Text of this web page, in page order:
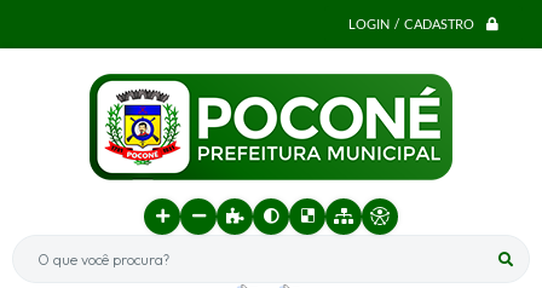
LOGIN / CADASTRO
O que você procura?